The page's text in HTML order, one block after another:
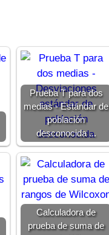
Prueba T para dos
medias - Estándar de
población
desconocida ...
Calculadora de
prueba de suma de